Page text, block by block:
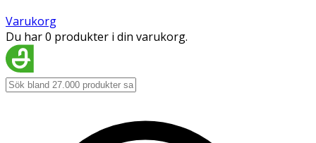
Varukorg
Du har 0 produkter i din varukorg.